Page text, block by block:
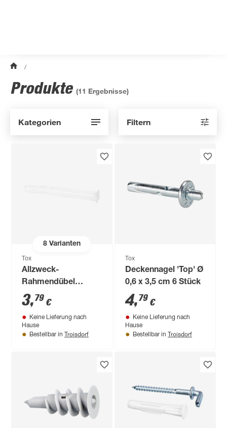
/
Produkte (11 Ergebnisse)
Kategorien Filtern
8Varianten
Tox
Allzweck-
Rahmendübel
'Tetrafix XL' inkl.
Schrauben Ø 1 x 10
cm 4 Stück
3,79 €
Keine Lieferung nach
Hause
Bestellbar in Troisdorf
Tox
Deckennagel 'Top' Ø
0,6 x 3,5 cm 6 Stück
4,79 €
Keine Lieferung nach
Hause
Bestellbar in Troisdorf